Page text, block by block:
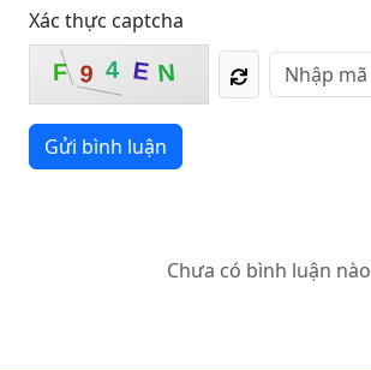
Xác thực captcha
F 9 4 E N
Gửi bình luận
Chưa có bình luận nào